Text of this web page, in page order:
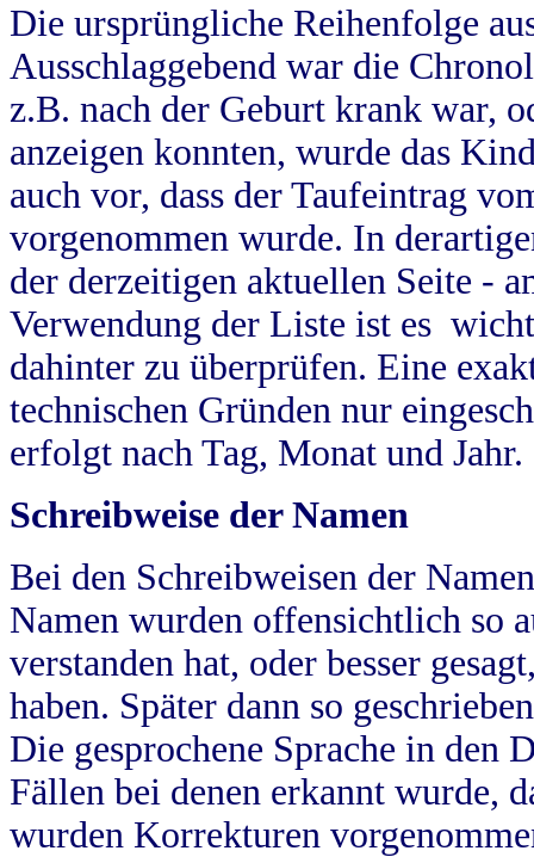
Die ursprüngliche Reihenfolge
Ausschlaggebend war die
z.B. nach der Geburt krank war,
anzeigen konnten, wurde das
auch vor, dass der Taufeintrag
vorgenommen wurde. In
der derzeitigen aktuellen Seite -
Verwendung der Liste ist es
dahinter zu überprüfen. Eine
technischen Gründen nur
erfolgt nach Tag, Monat und Jahr.
Schreibweise der Namen
Bei den Schreibweisen der
Namen wurden offensichtlich so
verstanden hat, oder besser
haben. Später dann so
Die gesprochene Sprache in
Fällen bei denen erkannt wurde,
wurden Korrekturen